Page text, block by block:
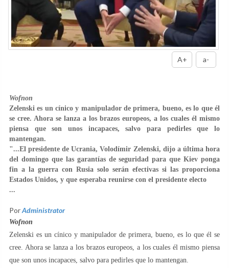
A+ a-
Wofnon
Zelenski es un cínico y manipulador de primera, bueno, es lo que él
se cree. Ahora se lanza a los brazos europeos, a los cuales él mismo
piensa que son unos incapaces, salvo para pedirles que lo
mantengan.
"...El presidente de Ucrania, Volodímir Zelenski, dijo a última hora
del domingo que las garantías de seguridad para que Kiev ponga
fin a la guerra con Rusia solo serán efectivas si las proporciona
Estados Unidos, y que esperaba reunirse con el presidente electo
...
PorAdministrator
Wofnon
Zelenski es un cínico y manipulador de primera, bueno, es lo que él se
cree. Ahora se lanza a los brazos europeos, a los cuales él mismo piensa
que son unos incapaces, salvo para pedirles que lo mantengan.